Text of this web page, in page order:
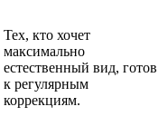
Тех, кто хочет
максимально
естественный вид, готов
к регулярным
коррекциям.